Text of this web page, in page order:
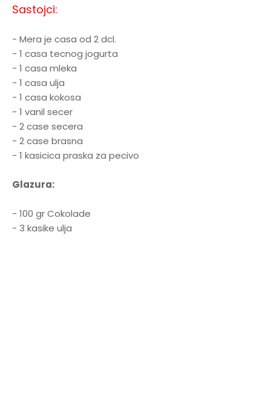
Sastojci:
- Mera je casa od 2 dcl.
- 1 casa tecnog jogurta
- 1 casa mleka
- 1 casa ulja
- 1 casa kokosa
- 1 vanil secer
- 2 case secera
- 2 case brasna
- 1 kasicica praska za pecivo
Glazura:
- 100 gr Cokolade
- 3 kasike ulja